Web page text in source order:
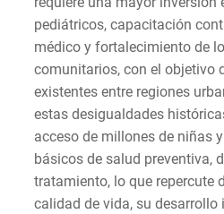
pediátricos, capacitación
médico y fortalecimiento de
comunitarios, con el objetivo
existentes entre regiones
estas desigualdades
acceso de millones de niñas
básicos de salud preventiva,
tratamiento, lo que repercute
calidad de vida, su desarrollo